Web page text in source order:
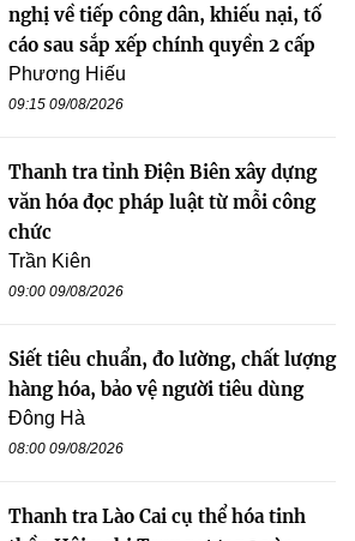
nghị về tiếp công dân, khiếu nại, tố
cáo sau sắp xếp chính quyền 2 cấp
Phương Hiếu
09:15 09/08/2026
Thanh tra tỉnh Điện Biên xây dựng
văn hóa đọc pháp luật từ mỗi công
chức
Trần Kiên
09:00 09/08/2026
Siết tiêu chuẩn, đo lường, chất lượng
hàng hóa, bảo vệ người tiêu dùng
Đông Hà
08:00 09/08/2026
Thanh tra Lào Cai cụ thể hóa tinh